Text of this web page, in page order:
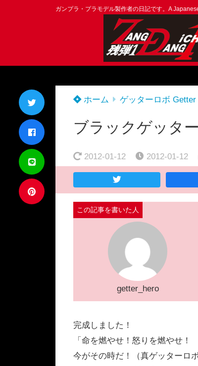
ガンプラ・プラモデル製作者の日記です。A
ホーム ゲッターロボ Getter
ブラックゲッタ
2012-01-12 2012-01-12
getter_hero
完成しました！
「命を燃やせ！怒りを燃やせ！
今がその時だ！（真ゲッターロ